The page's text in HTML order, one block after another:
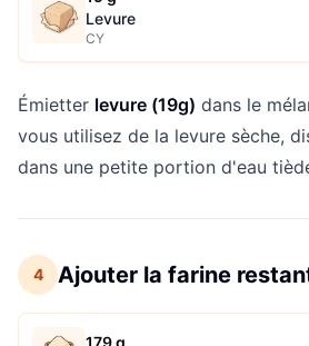
Levure
CY
Émietter levure (19g) dans le
vous utilisez de la levure sèche,
dans une petite portion d'eau
4 Ajouter la farine
179 g